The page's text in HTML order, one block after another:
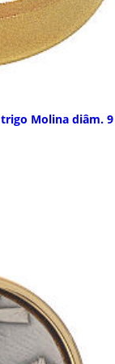
Molina diâm.